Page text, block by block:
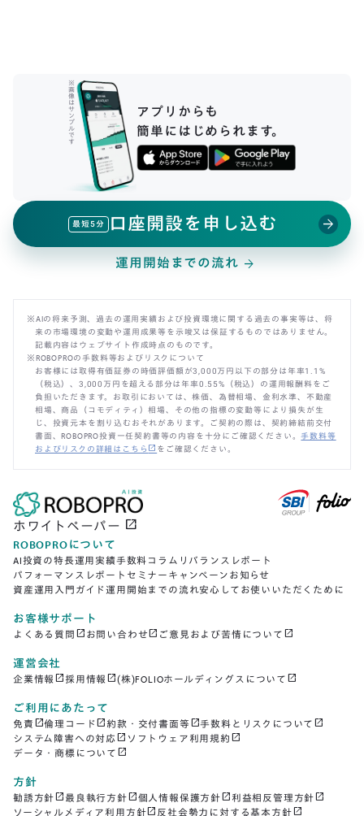
※
画
像
は
サ
ン
プ
ル
で
す
アプリからも
簡単にはじめられます。
最短5分 口座開設を申し込む arrow_forward
運用開始までの流れ arrow_forward
※AIの将来予測、過去の運用実績および投資環境に関する過去の事実等は、将
来の市場環境の変動や運用成果等を示唆又は保証するものではありません。
記載内容はウェブサイト作成時点のものです。
※ROBOPROの手数料等およびリスクについて
お客様には取得有価証券の時価評価額が3,000万円以下の部分は年率1.1%
（税込）、3,000万円を超える部分は年率0.55%（税込）の運用報酬料をご
負担いただきます。お取引においては、株価、為替相場、金利水準、不動産
相場、商品（コモディティ）相場、その他の指標の変動等により損失が生
じ、投資元本を割り込むおそれがあります。ご契約の際は、契約締結前交付
書面、ROBOPRO投資一任契約書等の内容を十分にご確認ください。手数料等
およびリスクの詳細はこちら open_in_new をご確認ください。
ホワイトペーパー open_in_new
ROBOPROについて
AI投資の特長運用実績手数料 コラム リバランスレポート
パフォーマンスレポート セミナー キャンペーン お知らせ
資産運用入門ガイド運用開始までの流れ安心してお使いいただくために
お客様サポート
よくある質問 open_in_new お問い合わせ open_in_new ご意見および苦情について open_in_new
運営会社
企業情報 open_in_new採用情報 open_in_new(株)FOLIOホールディングスについて open_in_new
ご利用にあたって
免責 open_in_new倫理コード open_in_new約款・交付書面等 open_in_new手数料とリスクについて open_in_new
システム障害への対応 open_in_new ソフトウェア利用規約 open_in_new
データ・商標について open_in_new
方針
勧誘方針 open_in_new 最良執行方針 open_in_new個人情報保護方針 open_in_new 利益相反管理方針 open_in_new
ソーシャルメディア利用方針 open_in_new 反社会勢力に対する基本方針 open_in_new